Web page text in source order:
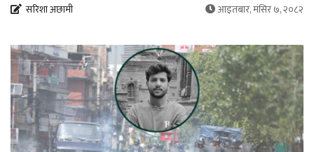
सरिशा अछामी आइतबार, मंसिर ७, २०८२